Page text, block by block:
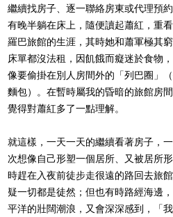
繼續找房子、逐一聯絡房東或代理預約
有晚半躺在床上，隨便讀起蕭紅，重
羅巴旅館的生涯，其時她和蕭軍極其
床單都沒法租，因飢餓而癡迷於食物
像要偷掛在別人房間外的「列巴圈」
麵包）。在暫時屬我的昏暗的旅館房
覺得對蕭紅多了一點理解。
就這樣，一天一天的繼續看著房子，
次想像自己形塑一個居所、又被居所
時趕在入夜前徒步走很遠的路回去旅
疑一切都是徒然；但也有時路經海邊
平洋的壯闊潮浪，又會深深感到，「